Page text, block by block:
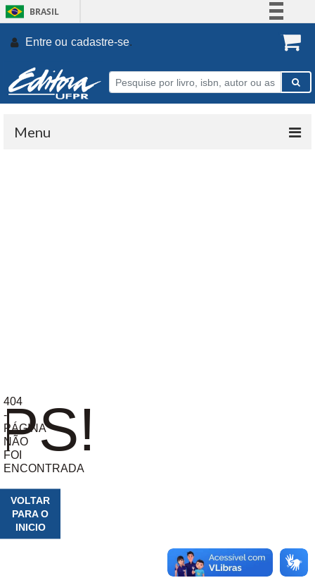
BRASIL
Participe
Entre ou cadastre-se.
Menu
404
-
PÁGINA
NÃO
FOI
ENCONTRADA
VOLTAR
PARA O
INICIO